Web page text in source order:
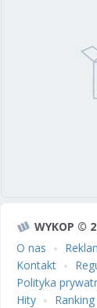
WYKOP ©
O nas
Kontakt
Polityka
Hity
Ranking